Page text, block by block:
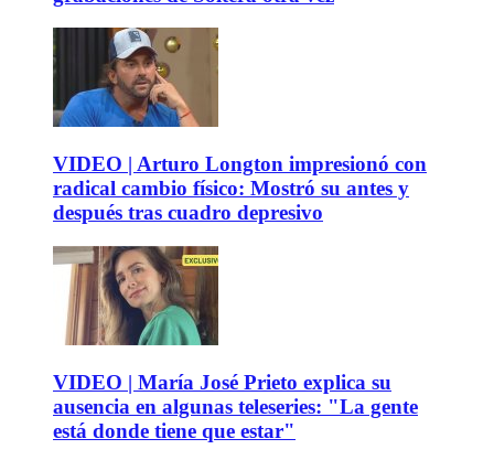
VIDEO | Arturo Longton impresionó con
radical cambio físico: Mostró su antes y
después tras cuadro depresivo
VIDEO | María José Prieto explica su
ausencia en algunas teleseries: "La gente
está donde tiene que estar"